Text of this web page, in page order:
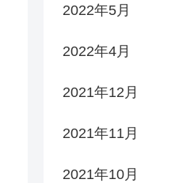
2022年5月
2022年4月
2021年12月
2021年11月
2021年10月